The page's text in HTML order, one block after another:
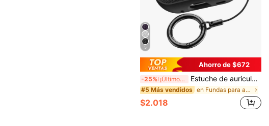
5
Ahorro de $672
-25% ¡Últimos 3 días Estuche de auriculares Bluetooth de cuero sintético negro con estilo de dinero antiguo. Estuche protector de TPU y cuero sintético compatible con 1/2, Pro, Pro 2, 4, 3. Apariencia de moda, ofrece protección completa, con llavero como regalo de cumpleaños
#5 Más vendidos en Fundas para auriculares con diseño sencillo Est
$2.018